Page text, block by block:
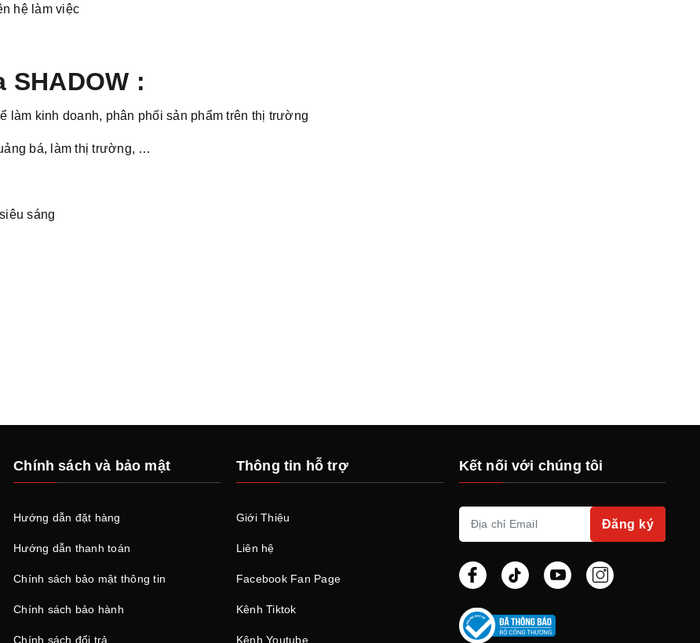
hệ làm việc
:
kinh doanh, phân phối sản phẩm trên thị trường
bá, làm thị trường, …
sáng
Chính sách và bảo mật
Hướng dẫn đặt hàng
Hướng dẫn thanh toán
Chính sách bảo mật thông tin
Chính sách bảo hành
Chính sách đổi trả
Thông tin hỗ trợ
Giới Thiệu
Liên hệ
Facebook Fan Page
Kênh Tiktok
Kênh Youtube
Kết nối với chúng tôi
Đăng ký